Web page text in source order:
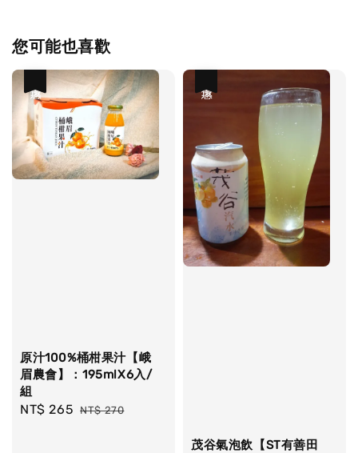
您可能也喜歡
原汁100%桶柑果汁【峨
眉農會】：195mlX6入/
組
Sale
NT$ 265 Regular
NT$ 270
茂谷氣泡飲【ST有善田